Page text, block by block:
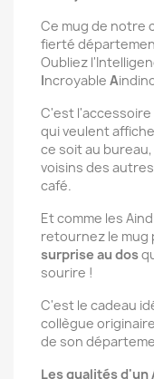
Ce mug de notre
fierté
Oubliez
Incroyable A
C'est l'accessoire
qui veulent
ce soit au
voisins des
café.
Et comme les
retournez le mug
surprise au dos
sourire !
C'est le cadeau
collègue
de son
Les qualités